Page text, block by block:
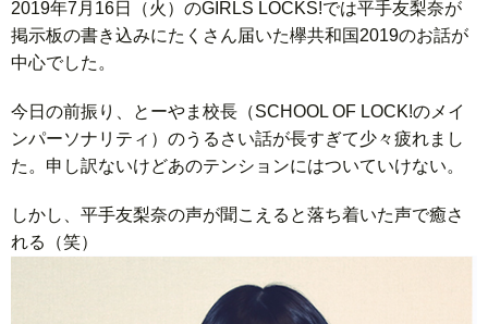
2019年7月16日（火）のGIRLS LOCKS!では平手友梨奈が
掲示板の書き込みにたくさん届いた欅共和国2019のお話が
中心でした。
今日の前振り、とーやま校長（SCHOOL OF LOCK!のメイ
ンパーソナリティ）のうるさい話が長すぎて少々疲れまし
た。申し訳ないけどあのテンションにはついていけない。
しかし、平手友梨奈の声が聞こえると落ち着いた声で癒さ
れる（笑）